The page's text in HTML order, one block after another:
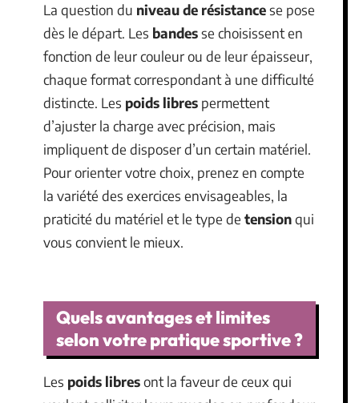
La question du niveau de résistancese pose
dès le départ. Les bandesse choisissent en
fonction de leur couleur ou de leur épaisseur,
chaque format correspondant à une difficulté
distincte. Les poids libres permettent
d’ajuster la charge avec précision, mais
impliquent de disposer d’un certain matériel.
Pour orienter votre choix, prenez en compte
la variété des exercices envisageables, la
praticité du matériel et le type de tensionqui
vous convient le mieux.
Quels avantages et limites
selon votre pratique sportive ?
Les poids libresont la faveur de ceux qui